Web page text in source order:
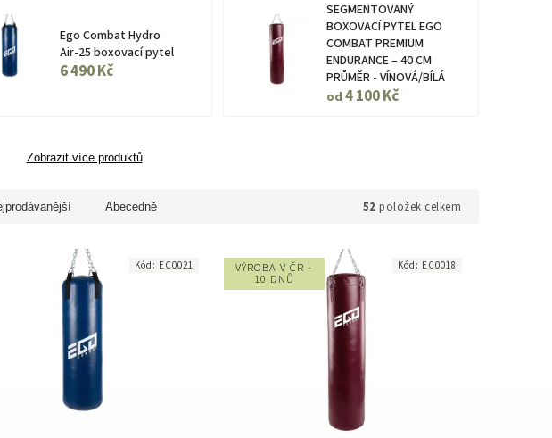
Ego Combat Hydro
Air-25 boxovací pytel
6 490 Kč
SEGMENTOVANÝ
BOXOVACÍ PYTEL EGO
COMBAT PREMIUM
ENDURANCE – 40 CM
PRŮMĚR - VÍNOVÁ/BÍLÁ
od 4 100 Kč
Zobrazit více produktů
Abecedně 52 položek celkem
Kód: EC0021 VÝROBA V ČR -
10 DNŮ
Kód: EC0018